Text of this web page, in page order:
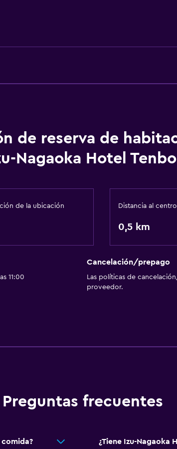
Carga de vehículos
Accesibilidad y
Áreas designadas para
Sauna
Karaoke
Jardín
de reserva de
Nagaoka Hotel Tenbo
de la ubicación Distancia al centro
0,5 km
11:00
Cancelación/prepago
Las políticas de
proveedor.
Preguntas frecuentes
¿Tiene Izu-Nagaoka